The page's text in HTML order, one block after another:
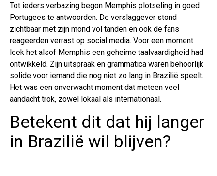
Tot ieders verbazing begon Memphis plotseling in goed
Portugees te antwoorden. De verslaggever stond
zichtbaar met zijn mond vol tanden en ook de fans
reageerden verrast op social media. Voor een moment
leek het alsof Memphis een geheime taalvaardigheid had
ontwikkeld. Zijn uitspraak en grammatica waren behoorlijk
solide voor iemand die nog niet zo lang in Brazilië speelt.
Het was een onverwacht moment dat meteen veel
aandacht trok, zowel lokaal als internationaal.
Betekent dit dat hij langer
in Brazilië wil blijven?